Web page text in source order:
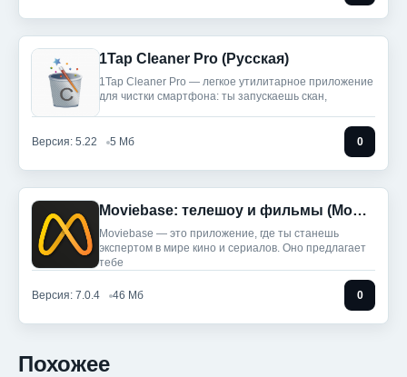
1Tap Cleaner Pro (Русская)
1Tap Cleaner Pro — легкое утилитарное приложение
для чистки смартфона: ты запускаешь скан,
Версия: 5.22 5 Мб 0
Moviebase: телешоу и фильмы (Мод, Unlocked)
Moviebase — это приложение, где ты станешь
экспертом в мире кино и сериалов. Оно предлагает
тебе
Версия: 7.0.4 46 Мб 0
Похожее